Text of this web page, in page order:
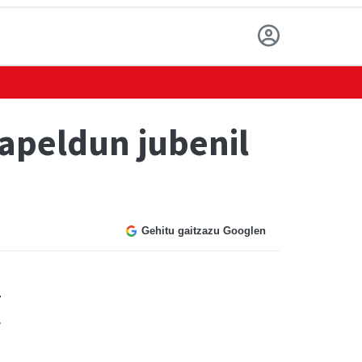
jubenil
Gehitu gaitzazu Googlen